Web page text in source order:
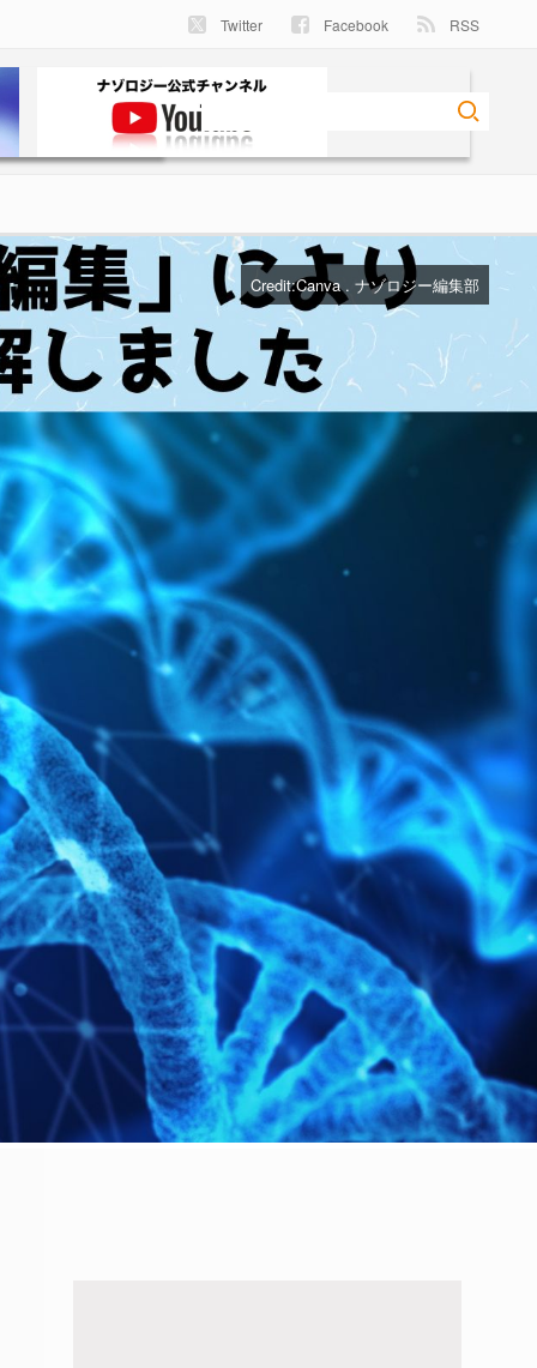
Twitter Facebook RSS
Credit:Canva . ナゾロジー編集部